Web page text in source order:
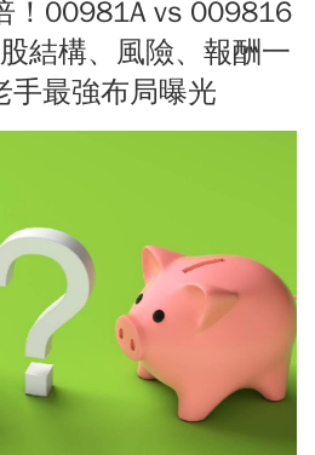
！00981A vs 009816
結構、風險、報酬一
手最強布局曝光